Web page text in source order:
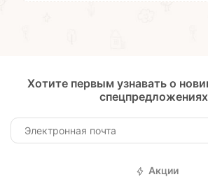
Хотите первым узнавать о
Акции